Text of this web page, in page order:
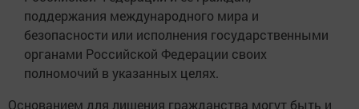
поддержания международного мира и
безопасности или исполнения государственными
органами Российской Федерации своих
полномочий в указанных целях.
Основанием для лишения гражданства могут быть и